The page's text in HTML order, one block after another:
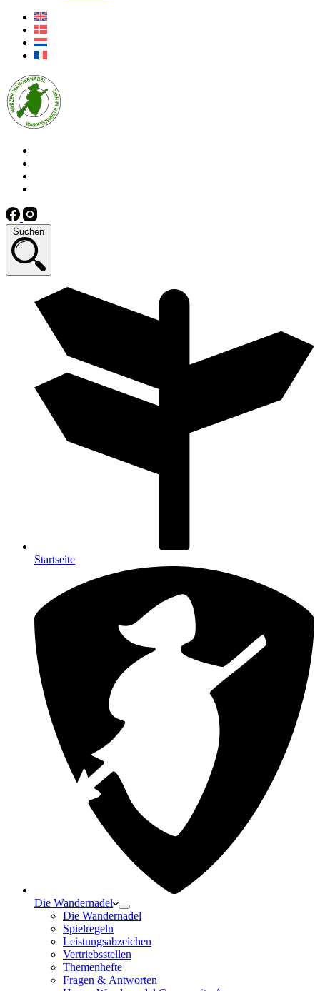
Suchen
Startseite
Die Wandernadel
Die Wandernadel
Spielregeln
Leistungsabzeichen
Vertriebsstellen
Themenhefte
Fragen & Antworten